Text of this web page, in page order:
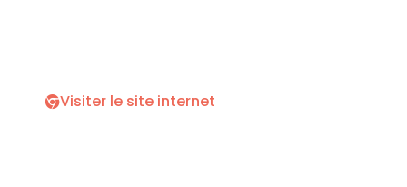
Visiter le site internet